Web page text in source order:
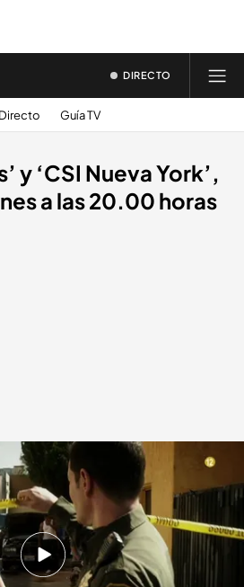
DIRECTO
Directo Guía TV
y ‘CSI Nueva York’,
a las 20.00 horas